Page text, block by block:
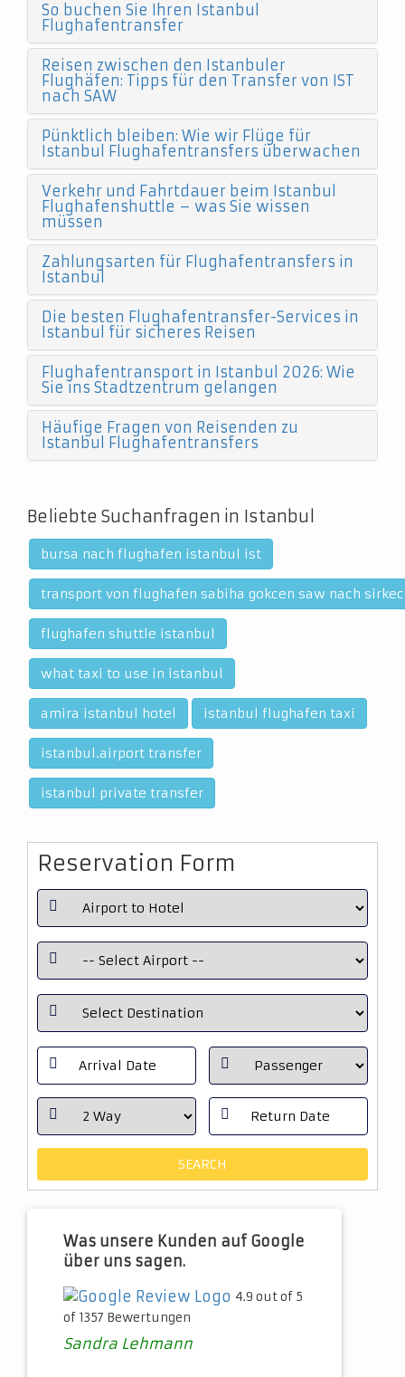
So buchen Sie Ihren Istanbul
Flughafentransfer
Reisen zwischen den Istanbuler
Flughäfen: Tipps für den Transfer von IST
nach SAW
Pünktlich bleiben: Wie wir Flüge für
Istanbul Flughafentransfers überwachen
Verkehr und Fahrtdauer beim Istanbul
Flughafenshuttle – was Sie wissen
müssen
Zahlungsarten für Flughafentransfers in
Istanbul
Die besten Flughafentransfer-Services in
Istanbul für sicheres Reisen
Flughafentransport in Istanbul 2026: Wie
Sie ins Stadtzentrum gelangen
Häufige Fragen von Reisenden zu
Istanbul Flughafentransfers
Beliebte Suchanfragen in Istanbul
bursa nach flughafen istanbul ist
transport von flughafen sabiha gokcen saw nach
flughafen shuttle istanbul
what taxi to use in istanbul
amira istanbul hotel istanbul flughafen taxi
istanbul.airport transfer
istanbul private transfer
Reservation Form
Was unsere Kunden auf Google
über uns sagen.
4.9 out of 5
of 1357 Bewertungen
Sandra Lehmann